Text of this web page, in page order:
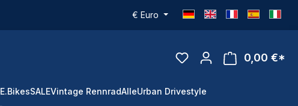
€ Euro
0,00 €*
E.BikesSALEVintage RennradAlleUrban Drivestyle